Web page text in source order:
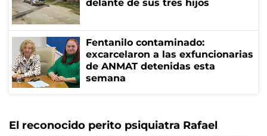
delante de sus tres hijos
Fentanilo contaminado:
excarcelaron a las exfuncionarias
de ANMAT detenidas esta
semana
El reconocido perito psiquiatra Rafael